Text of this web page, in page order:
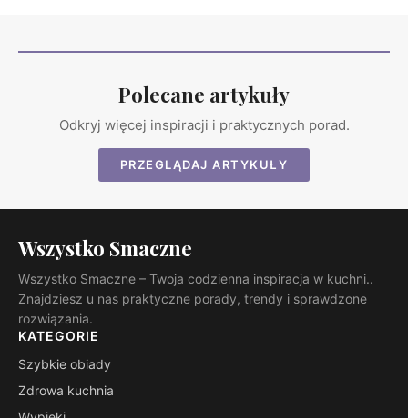
Polecane artykuły
Odkryj więcej inspiracji i praktycznych porad.
PRZEGLĄDAJ ARTYKUŁY
Wszystko Smaczne
Wszystko Smaczne – Twoja codzienna inspiracja w kuchni..
Znajdziesz u nas praktyczne porady, trendy i sprawdzone
rozwiązania.
KATEGORIE
Szybkie obiady
Zdrowa kuchnia